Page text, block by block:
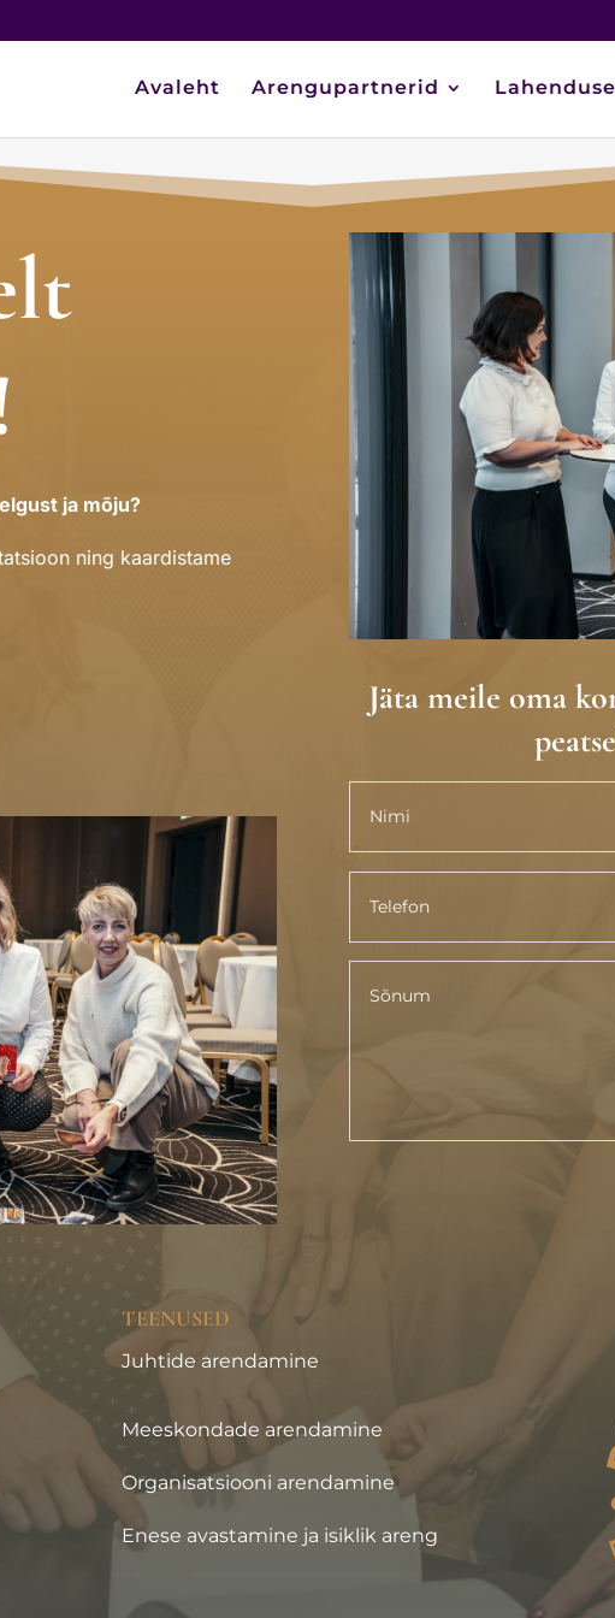
Avaleht Arengupartnerid
ja mõju?
ning kaardistame
Jäta meile oma
TEENUSED
Juhtide arendamine
Meeskondade arendamine
Organisatsiooni arendamine
Enese avastamine ja isiklik areng